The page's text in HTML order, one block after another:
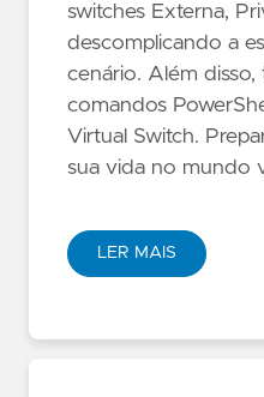
switches Externa,
descomplicando a
cenário. Além
comandos
Virtual Switch.
sua vida no mundo
LER MAIS